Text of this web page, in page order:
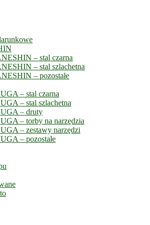
– stal czarna
– stal szlachetna
– pozostałe
– stal czarna
– stal szlachetna
– druty
– torby na narzędzia
– zestawy narzędzi
– pozostałe